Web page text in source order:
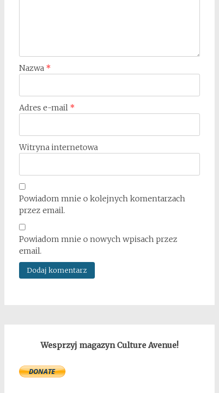
Nazwa *
Adres e-mail *
Witryna internetowa
Powiadom mnie o kolejnych komentarzach
przez email.
Powiadom mnie o nowych wpisach przez
email.
Wesprzyj magazyn Culture Avenue!